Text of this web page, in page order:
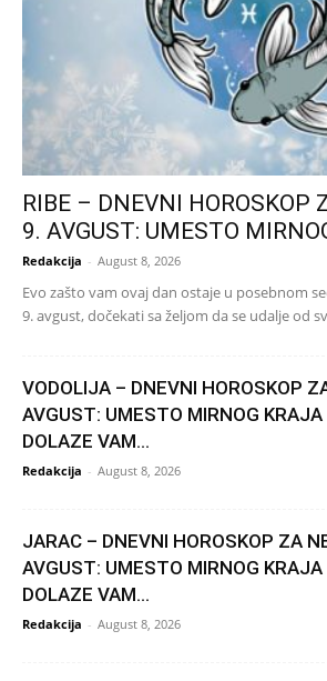
RIBE – DNEVNI HOROSKOP
9. AVGUST: UMESTO
Redakcija - August 8, 2026
Evo zašto vam ovaj dan ostaje u posebnom
9. avgust, dočekati sa željom da se udalje od
VODOLIJA – DNEVNI HOROSKOP
AVGUST: UMESTO MIRNOG KRAJA
DOLAZE VAM...
Redakcija - August 8, 2026
JARAC – DNEVNI HOROSKOP ZA
AVGUST: UMESTO MIRNOG KRAJA
DOLAZE VAM...
Redakcija - August 8, 2026